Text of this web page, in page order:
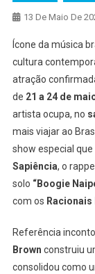
13 De Maio De
Ícone da música
cultura
atração
de 21 a 24 de
artista ocupa, no
mais viajar ao
show especial
Sapiência, o
solo “Boogie
com os Racionais
Referência
Brown construiu
consolidou como